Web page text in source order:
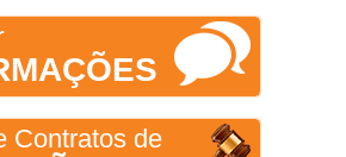
Contratos de